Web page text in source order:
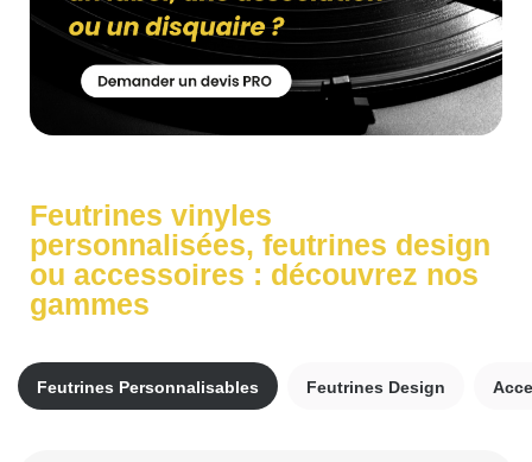
Feutrines vinyles
personnalisées, feutrines design
ou accessoires : découvrez nos
gammes
Feutrines Personnalisables Feutrines Design